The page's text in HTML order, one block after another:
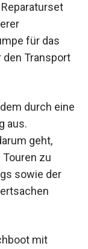
für das
Transport
durch eine
aus.
geht,
zu
sowie der
mit